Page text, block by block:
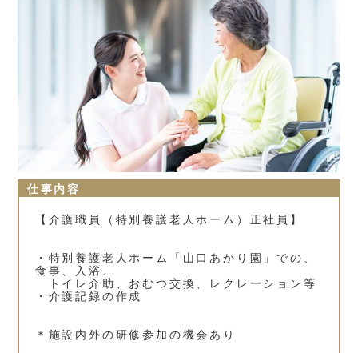
仕事内容
【介護職員（特別養護老人ホーム）正社員】
・特別養護老人ホーム「山口あかり園」での、
食事、入浴、
トイレ介助、おむつ交換、レクレーション等
・介護記録の作成
＊施設内外の研修参加の機会あり